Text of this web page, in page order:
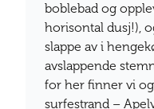
boblebad og
horisontal dusj!),
slappe av i
avslappende
for her finner vi
surfestrand –